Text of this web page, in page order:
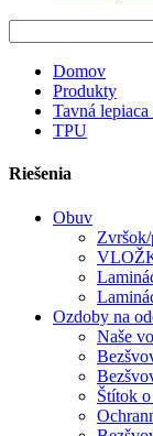
Domov
Produkty
Tavná
TPU
Riešenia
Obuv
Ozdoby na
Naše
Štítok o